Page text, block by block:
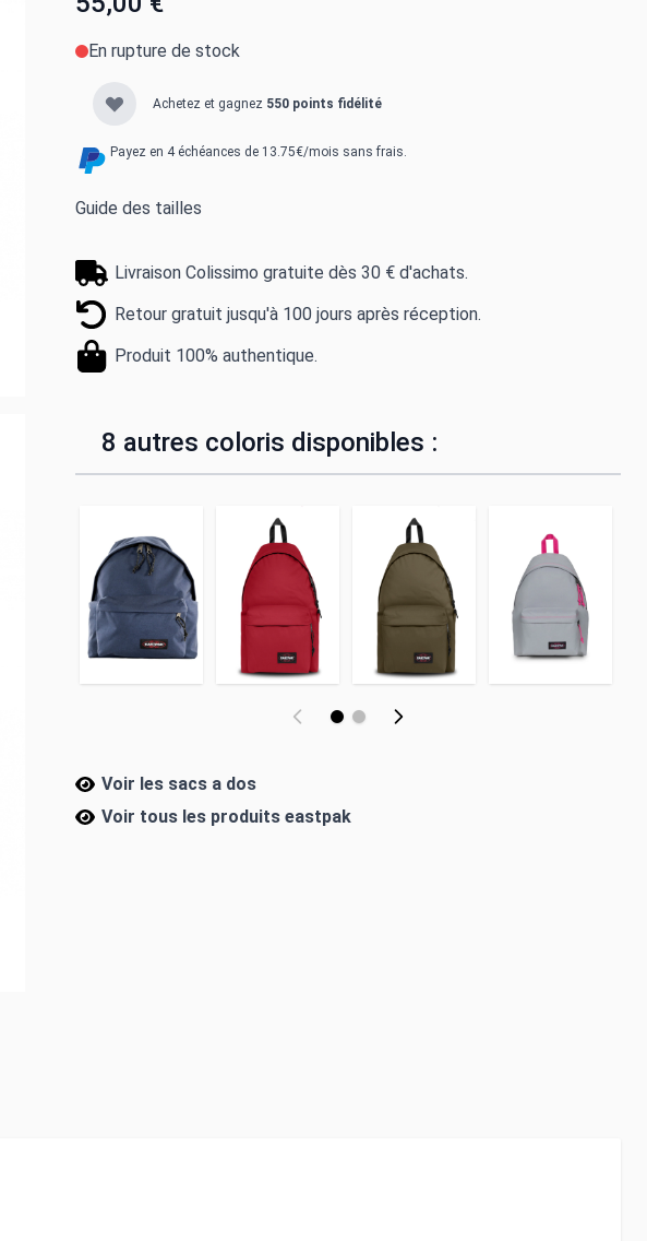
En rupture de stock
Achetez et gagnez 550 points fidélité
Payez en 4 échéances de 13.75€/mois sans frais.
Guide des tailles
Livraison Colissimo gratuite dès 30 € d'achats.
Retour gratuit jusqu'à 100 jours après réception.
Produit 100% authentique.
8 autres coloris disponibles :
Voir les sacs a dos
Voir tous les produits eastpak